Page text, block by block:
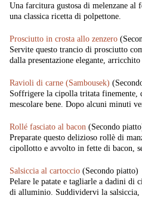
Una farcitura gustosa di melenzane
una classica ricetta di polpettone.
Prosciutto in crosta allo zenzero
Servite questo trancio di prosciutto
dalla presentazione elegante, arricchito
Ravioli di carne (Sambousek)
Soffrigere la cipolla tritata finemente,
mescolare bene. Dopo alcuni minuti
Rollé fasciato al bacon (Secondo
Preparate questo delizioso rollè di
cipollotto e avvolto in fette di bacon,
Salsiccia al cartoccio (Secondo piatto)
Pelare le patate e tagliarle a dadini di
di alluminio. Suddividervi la salsiccia,